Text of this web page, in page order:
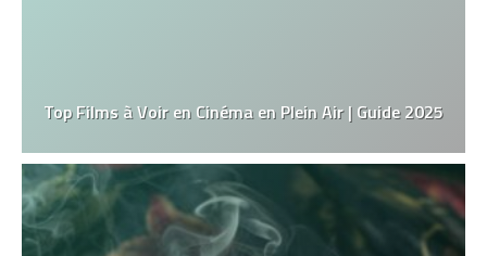
Top Films à Voir en Cinéma en Plein Air | Guide 2025